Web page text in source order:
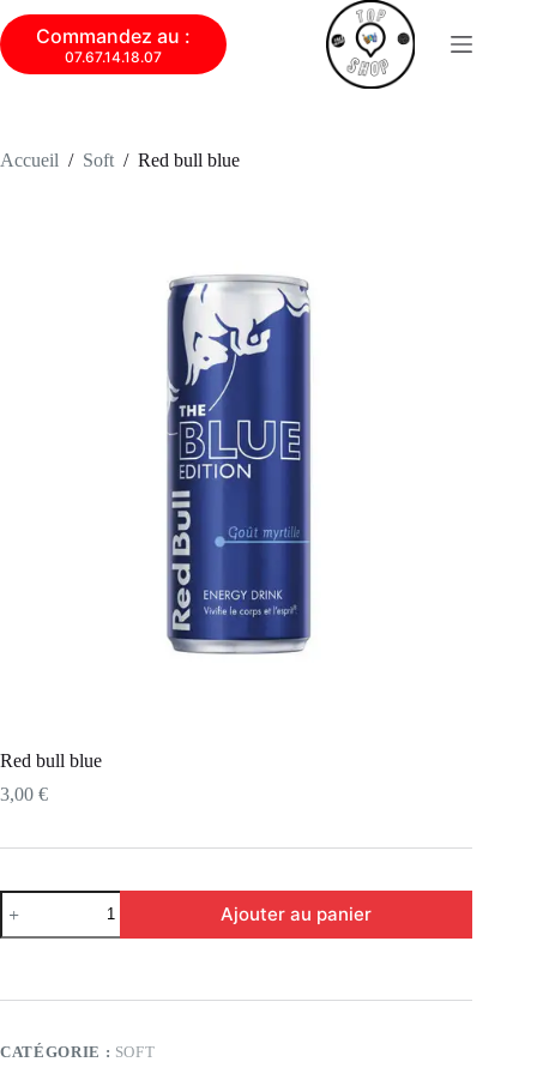
Commandez au :
07.67.14.18.07
Accueil / Soft / Red bull blue
Red bull blue
3,00 €
Ajouter au panier
CATÉGORIE : SOFT